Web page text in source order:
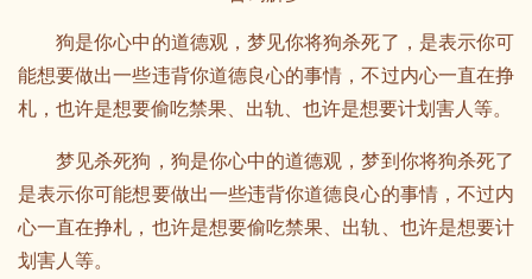
狗是你心中的道德观，梦见你将狗杀死了，是表示你可
能想要做出一些违背你道德良心的事情，不过内心一直在挣
札，也许是想要偷吃禁果、出轨、也许是想要计划害人等。
梦见杀死狗，狗是你心中的道德观，梦到你将狗杀死了
是表示你可能想要做出一些违背你道德良心的事情，不过内
心一直在挣札，也许是想要偷吃禁果、出轨、也许是想要计
划害人等。